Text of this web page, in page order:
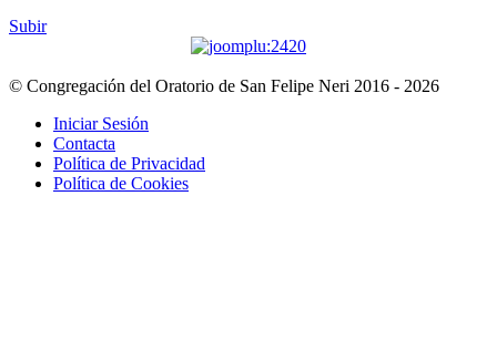
Subir
© Congregación del Oratorio de San Felipe Neri 2016 - 2026
Iniciar Sesión
Contacta
Política de Privacidad
Política de Cookies